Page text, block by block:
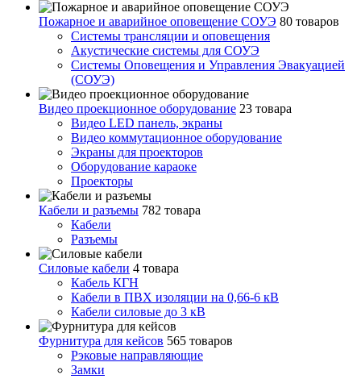
Пожарное и аварийное оповещение СОУЭ 80 товаров
Cистемы трансляции и оповещения
Акустические системы для СОУЭ
Системы Оповещения и Управления Эвакуацией
(СОУЭ)
Видео проекционное оборудование 23 товара
Видео LED панель, экраны
Видео коммутационное оборудование
Экраны для проекторов
Оборудование караоке
Проекторы
Кабели и разъемы 782 товара
Кабели
Разъемы
Силовые кабели 4 товара
Кабель КГН
Кабели в ПВХ изоляции на 0,66-6 кВ
Кабели силовые до 3 кВ
Фурнитура для кейсов 565 товаров
Рэковые направляющие
Замки